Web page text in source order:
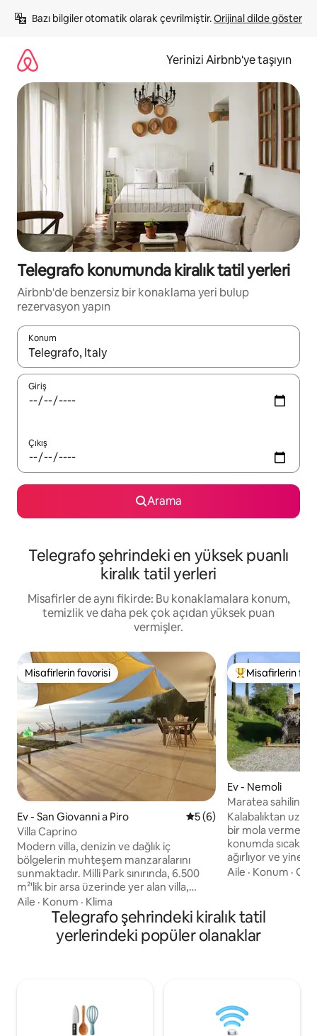
atla
Bazı bilgiler otomatik olarak çevrilmiştir. Orijinal dilde göster
Yerinizi Airbnb'ye taşıyın
Telegrafo konumunda kiralık tatil yerleri
Airbnb'de benzersiz bir konaklama yeri bulup
rezervasyon yapın
Konum
Sonuçlar kullanılabilir olduğunda yukarı ve aşağı oklarıyla
Giriş
Çıkış
Arama
Telegrafo şehrindeki en yüksek puanlı
kiralık tatil yerleri
Misafirler de aynı fikirde: Bu konaklamalara konum,
temizlik ve daha pek çok açıdan yüksek puan
vermişler.
Misafirlerin favorisi
Misafirlerin favorisi
Ev - San Giovanni a Piro 5 üzerinden ortalama 5
5 (6)
Villa Caprino
Modern villa, denizin ve dağlık iç
bölgelerin muhteşem manzaralarını
sunmaktadır. Milli Park sınırında, 6.500
m²'lik bir arsa üzerinde yer alan villa,
bozulmamış doğayla çevrilidir.Burası
yürüyüşçülerin cenneti olup, İtalya'nın en
güzel kıyılarından birine arabayla sadece
birkaç dakika uzaklıktadır.Dekorasyon,
kullanıma açık ısıtmalı yüzme havuzu
bulunmaktadır.
Aile · Konum · Klima
Misafirlerin
Misafirlerin
Ev - Nemoli
Maratea sahilinde
Kalabalıktan
bir mola vermek
konumda sıcak
ağırlıyor ve yine
çalışma
kadar çeşitli
Sanatçı ve
müzik pratiği için
Aile · Konum ·
Telegrafo şehrindeki kiralık tatil
yerlerindeki popüler olanaklar